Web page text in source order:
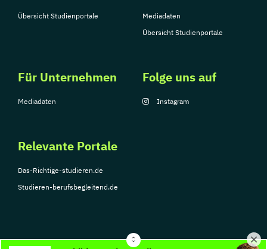
Übersicht Studienportale
Mediadaten
Übersicht Studienportale
Für Unternehmen
Mediadaten
Relevante Portale
Das-Richtige-studieren.de
Studieren-berufsbegleitend.de
Folge uns auf
Instagram